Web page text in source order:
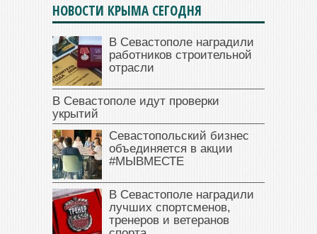
НОВОСТИ КРЫМА СЕГОДНЯ
В Севастополе наградили
работников строительной
отрасли
В Севастополе идут проверки
укрытий
Севастопольский бизнес
объединяется в акции
#МЫВМЕСТЕ
В Севастополе наградили
лучших спортсменов,
тренеров и ветеранов